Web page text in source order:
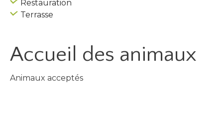
Restauration
Terrasse
Accueil des animaux
Animaux acceptés